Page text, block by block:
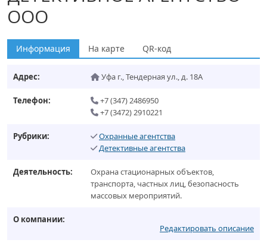
ООО
Информация На карте QR-код
Адрес: Уфа г.,Тендерная ул., д. 18А
Телефон:
+7 (347) 2486950
+7 (3472) 2910221
Рубрики:
Охранные агентства
Детективные агентства
Деятельность:
Охрана стационарных объектов,
транспорта, частных лиц, безопасность
массовых мероприятий.
О компании:
Редактировать описание